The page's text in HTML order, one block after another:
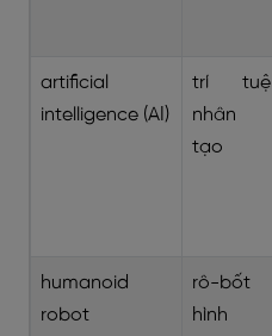
artificial
intelligence (AI)
trí tuệ
nhân
tạo
humanoid
robot
rô-bốt
hình